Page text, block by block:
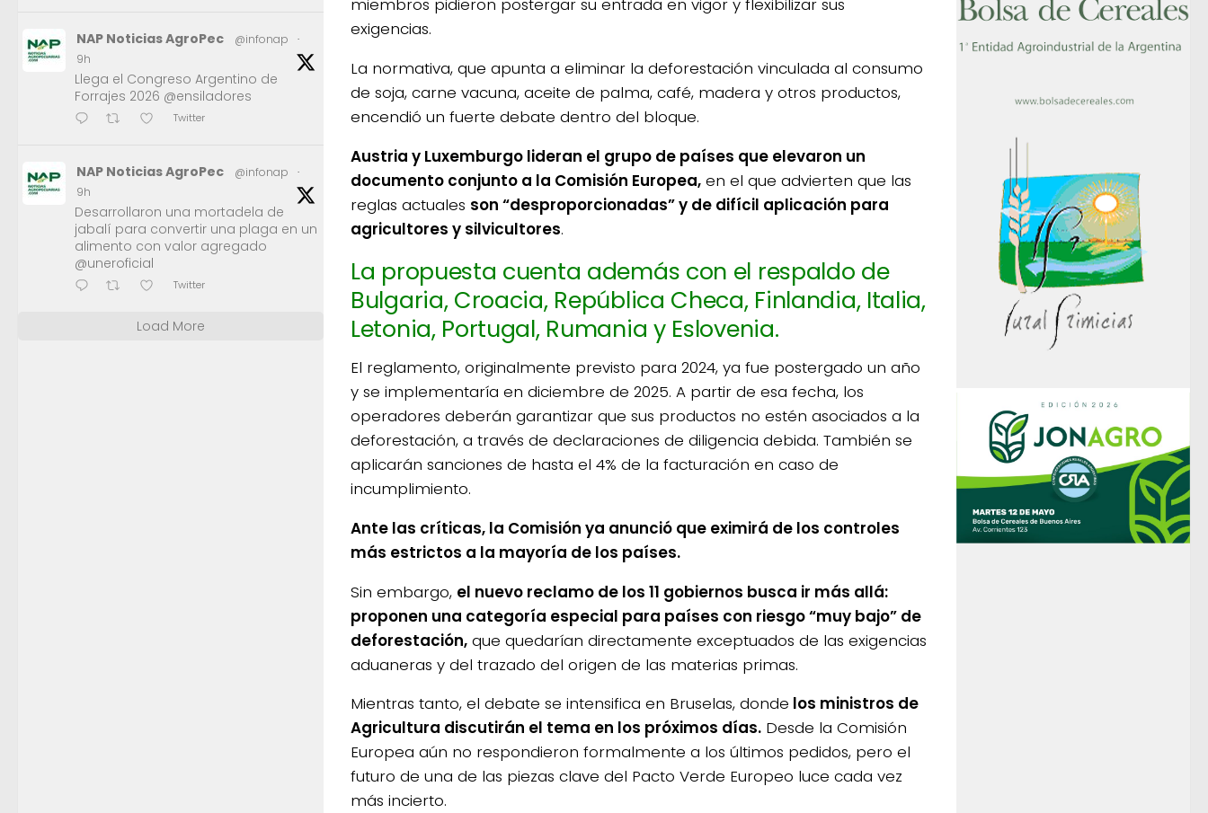
miembros pidieron postergar su entrada en vigor y flexibilizar sus
exigencias.
La normativa, que apunta a eliminar la deforestación vinculada al consumo
de soja, carne vacuna, aceite de palma, café, madera y otros productos,
encendió un fuerte debate dentro del bloque.
Austria y Luxemburgo lideran el grupo de países que elevaron un
documento conjunto a la Comisión Europea, en el que advierten que las
reglas actuales son “desproporcionadas” y de difícil aplicación para
agricultores y silvicultores.
La propuesta cuenta además con el respaldo de
Bulgaria, Croacia, República Checa, Finlandia, Italia,
Letonia, Portugal, Rumania y Eslovenia.
El reglamento, originalmente previsto para 2024, ya fue postergado un año
y se implementaría en diciembre de 2025. A partir de esa fecha, los
operadores deberán garantizar que sus productos no estén asociados a la
deforestación, a través de declaraciones de diligencia debida. También se
aplicarán sanciones de hasta el 4% de la facturación en caso de
incumplimiento.
Ante las críticas, la Comisión ya anunció que eximirá de los controles
más estrictos a la mayoría de los países.
Sin embargo, el nuevo reclamo de los 11 gobiernos busca ir más allá:
proponen una categoría especial para países con riesgo “muy bajo” de
deforestación, que quedarían directamente exceptuados de las exigencias
aduaneras y del trazado del origen de las materias primas.
Mientras tanto, el debate se intensifica en Bruselas, donde los ministros de
Agricultura discutirán el tema en los próximos días. Desde la Comisión
Europea aún no respondieron formalmente a los últimos pedidos, pero el
futuro de una de las piezas clave del Pacto Verde Europeo luce cada vez
más incierto.
NAP Noticias AgroPec @infonap
·
9h
Llega el Congreso Argentino de
Forrajes 2026 @ensiladores
Twitter
NAP Noticias AgroPec @infonap
·
9h
Desarrollaron una mortadela de
jabalí para convertir una plaga en un
alimento con valor agregado
@uneroficial
Twitter
Load More